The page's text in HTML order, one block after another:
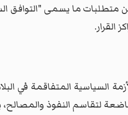
متطلبات ما يسمى "التوافق
السياسية المتفاقمة في
لتقاسم النفوذ والمصالح،